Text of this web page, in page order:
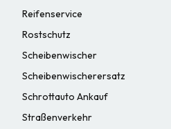
Reifenservice
Rostschutz
Scheibenwischer
Scheibenwischerersatz
Schrottauto Ankauf
Straßenverkehr